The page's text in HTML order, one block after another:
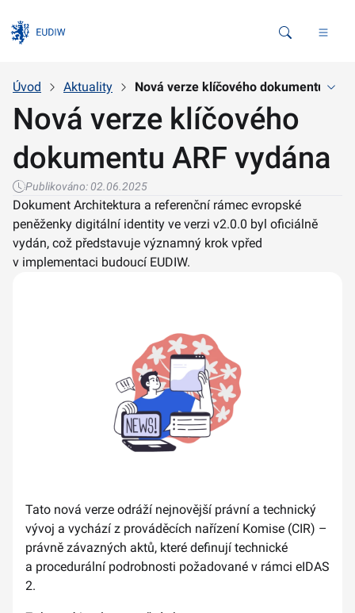
Vyhledávání
Úvod Aktuality Nová verze klíčového dokumentu
Nová verze klíčového
dokumentu ARF vydána
Publikováno: 02.06.2025
Dokument Architektura a referenční rámec evropské
peněženky digitální identity ve verzi v2.0.0 byl oficiálně
vydán, což představuje významný krok vpřed
v implementaci budoucí EUDIW.
Tato nová verze odráží nejnovější právní a technický
vývoj a vychází z prováděcích nařízení Komise (CIR) –
právně závazných aktů, které definují technické
a procedurální podrobnosti požadované v rámci eIDAS
2.